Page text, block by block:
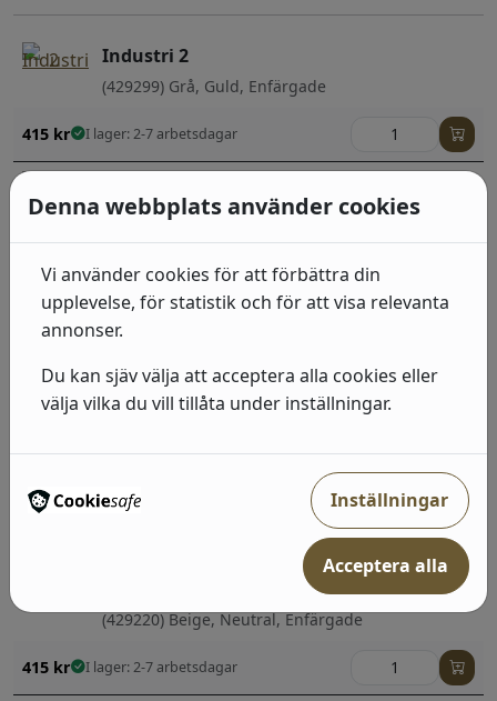
Industri 2
(429299) Grå, Guld, Enfärgade
415 kr I lager: 2-7 arbetsdagar
(863420) Brun, Sten, betong & trä
492kr
Industri 2
(429428) Grå, Neutral, Sten, betong & trä;Randiga
492kr I lager: 2-7 arbetsdagar
(514483) Grå, Neutral, Sten, betong & trä
(429220) Beige, Neutral, Enfärgade
415 kr I lager: 2-7 arbetsdagar
Denna webbplats använder cookies
Vi använder cookies för att förbättra din
upplevelse, för statistik och för att visa relevanta
annonser.
Du kan sjäv välja att acceptera alla cookies eller
välja vilka du vill tillåta under inställningar.
Inställningar
Acceptera alla